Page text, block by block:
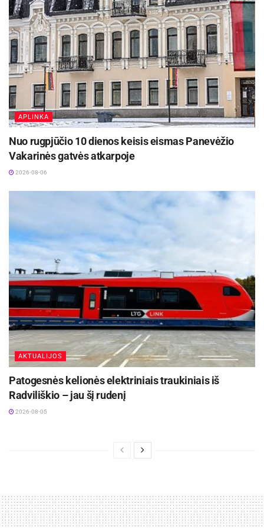
paslaugos mieste būtų aiškios, prieinamos ir
praktiškai naudingos šeimoms – padėtų tėvams
derinti darbą ir šeimos gyvenimą, o vaikams
suteiktų saugią, rūpestingą ir ugdančią aplinką.
Šaltinis: Panevėžio miesto savivaldybė
APLINKA
Nuo rugpjūčio 10 dienos keisis eismas Panevėžio
Vakarinės gatvės atkarpoje
2026-08-06
AKTUALIJOS
Patogesnės kelionės elektriniais traukiniais iš
Radviliškio – jau šį rudenį
2026-08-05